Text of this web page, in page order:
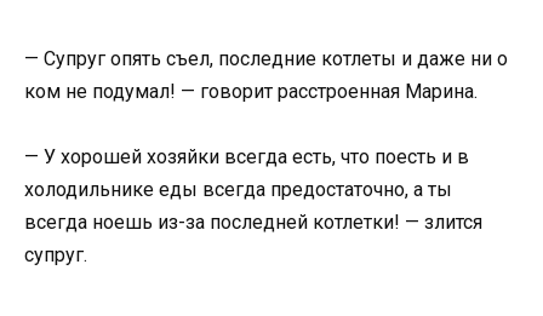
— Супруг опять съел, последние котлеты и даже ни о
ком не подумал! — говорит расстроенная Марина.
— У хорошей хозяйки всегда есть, что поесть и в
холодильнике еды всегда предостаточно, а ты
всегда ноешь из-за последней котлетки! — злится
супруг.